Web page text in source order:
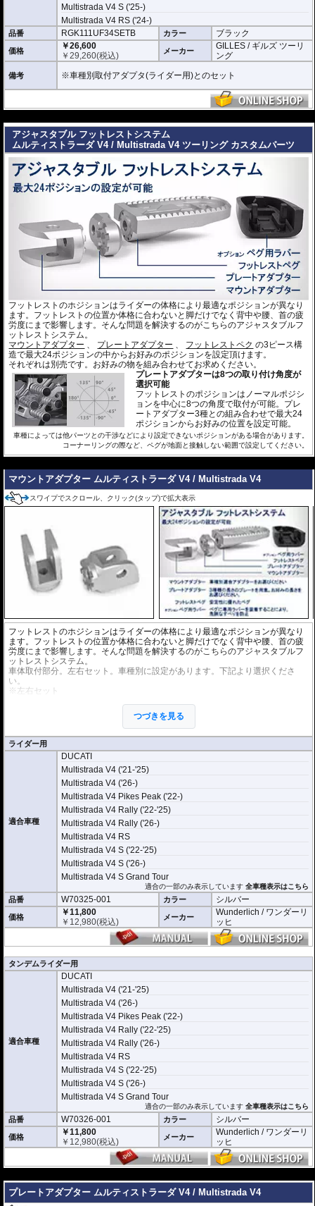
Multistrada V4 S ('25-)
Multistrada V4 RS ('24-)
品番 RGK111UF34SETB カラー ブラック
価格
￥26,600
￥29,260(税込) メーカー
GILLES / ギルズ ツーリ
ング
備考 ※車種別取付アダプタ(ライダー用)とのセット
アジャスタブル フットレストシステム
ムルティストラーダ V4 / Multistrada V4 ツーリング カスタムパーツ
フットレストのホジションはライダーの体格により最適なポジションが異なり
ます。フットレストの位置か体格に合わないと脚だけでなく背中や腰、首の疲
労度にまで影響します。そんな問題を解決するのがこちらのアジャスタブルフ
ットレストシステム。
マウントアダプター 、 プレートアダプター 、 フットレストペク の3ピース構
造で最大24ポジションの中からお好みのポジションを設定頂けます。
それぞれは別売です。お好みの物を組み合わせてお求めください。
プレートアダプターは8つの取り付け角度が
選択可能
フットレストのポジションはノーマルポジシ
ョンを中心に8つの角度で取付が可能。プレ
ートアダプター3種との組み合わせで最大24
ポジションからお好みの位置を設定可能。
車種によっては他パーツとの干渉などにより設定できないポジションがある場合があります。
コーナーリングの際など、ペグが地面と接触しない範囲で設定してください。
マウントアダプター ムルティストラーダ V4 / Multistrada V4
スワイプでスクロール、クリック(タップ)で拡大表示
フットレストのホジションはライダーの体格により最適なポジションが異なり
ます。フットレストの位置か体格に合わないと脚だけでなく背中や腰、首の疲
労度にまで影響します。そんな問題を解決するのがこちらのアジャスタブルフ
ットレストシステム。
車体取付部分。左右セット。車種別に設定があります。下記より選択くださ
い。
※左右セット
※アジャスタブルフットレストシステムはマウントアダプター
が必要です。個別にお求めください。
つづきを見る
ライダー用
適合車種
DUCATI
Multistrada V4 ('21-'25)
Multistrada V4 ('26-)
Multistrada V4 Pikes Peak ('22-)
Multistrada V4 Rally ('22-'25)
Multistrada V4 Rally ('26-)
Multistrada V4 RS
Multistrada V4 S ('22-'25)
Multistrada V4 S ('26-)
Multistrada V4 S Grand Tour
適合の一部のみ表示しています全車種表示はこちら
品番 W70325-001 カラー シルバー
価格
￥11,800
￥ 12,980(税込) メーカー
Wunderlich / ワンダーリ
ッヒ
タンデムライダー用
適合車種
DUCATI
Multistrada V4 ('21-'25)
Multistrada V4 ('26-)
Multistrada V4 Pikes Peak ('22-)
Multistrada V4 Rally ('22-'25)
Multistrada V4 Rally ('26-)
Multistrada V4 RS
Multistrada V4 S ('22-'25)
Multistrada V4 S ('26-)
Multistrada V4 S Grand Tour
適合の一部のみ表示しています全車種表示はこちら
品番 W70326-001 カラー シルバー
価格
￥11,800
￥ 12,980(税込) メーカー
Wunderlich / ワンダーリ
ッヒ
プレートアダプター ムルティストラーダ V4 / Multistrada V4